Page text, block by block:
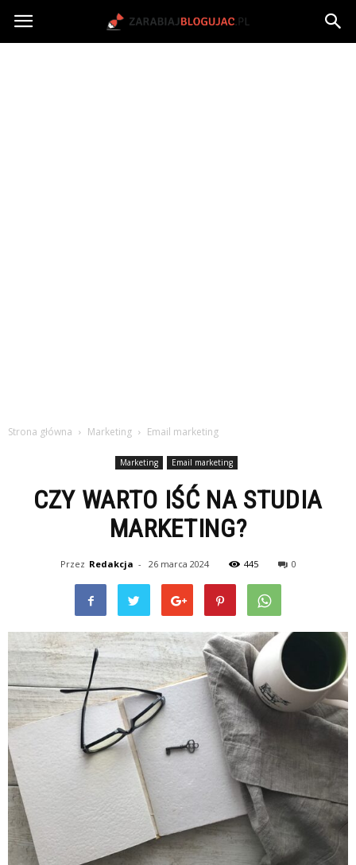
Jak
Strona główna Marketing Email marketing
Marketing Email marketing
CZY WARTO IŚĆ NA STUDIA
MARKETING?
Przez Redakcja - 26 marca 2024 445 0